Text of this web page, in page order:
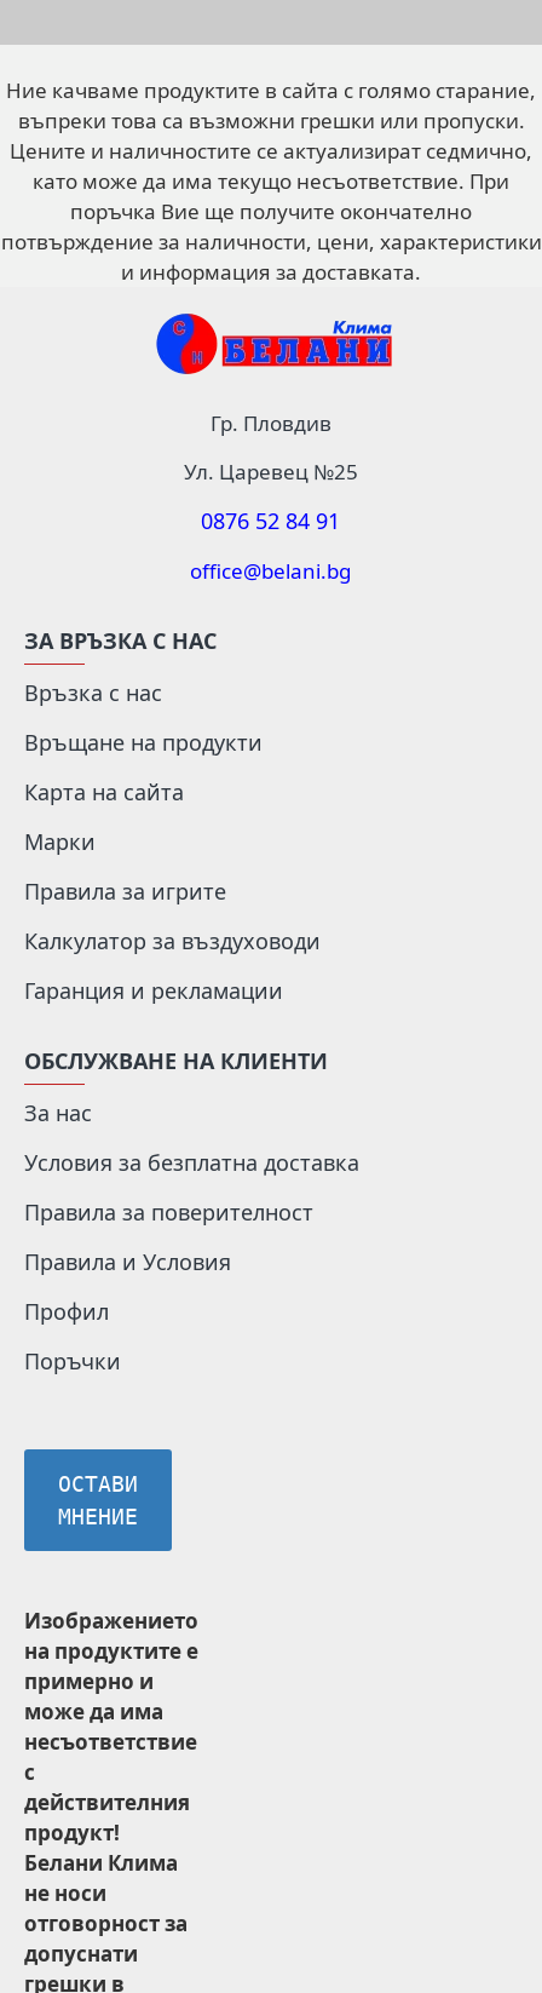
Ние качваме продуктите в сайта с голямо старание,
въпреки това са възможни грешки или пропуски.
Цените и наличностите се актуализират седмично,
като може да има текущо несъответствие. При
поръчка Вие ще получите окончателно
потвърждение за наличности, цени, характеристики
и информация за доставката.
Гр. Пловдив
Ул. Царевец №25
0876 52 84 91
office@belani.bg
ЗА ВРЪЗКА С НАС
Връзка с нас
Връщане на продукти
Карта на сайта
Марки
Правила за игрите
Калкулатор за въздуховоди
Гаранция и рекламации
ОБСЛУЖВАНЕ НА КЛИЕНТИ
За нас
Условия за безплатна доставка
Правила за поверителност
Правила и Условия
Профил
Поръчки
ОСТАВИ
МНЕНИЕ
Изображението
на продуктите е
примерно и
може да има
несъответствие
с
действителния
продукт!
Белани Клима
не носи
отговорност за
допуснати
грешки в